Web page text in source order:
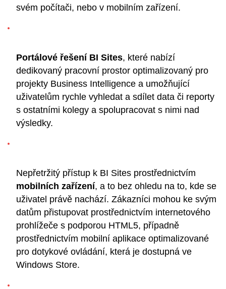
svém počítači, nebo v mobilním zařízení.
Portálové řešení BI Sites, které nabízí
dedikovaný pracovní prostor optimalizovaný pro
projekty Business Intelligence a umožňující
uživatelům rychle vyhledat a sdílet data či reporty
s ostatními kolegy a spolupracovat s nimi nad
výsledky.
Nepřetržitý přístup k BI Sites prostřednictvím
mobilních zařízení, a to bez ohledu na to, kde se
uživatel právě nachází. Zákazníci mohou ke svým
datům přistupovat prostřednictvím internetového
prohlížeče s podporou HTML5, případně
prostřednictvím mobilní aplikace optimalizované
pro dotykové ovládání, která je dostupná ve
Windows Store.